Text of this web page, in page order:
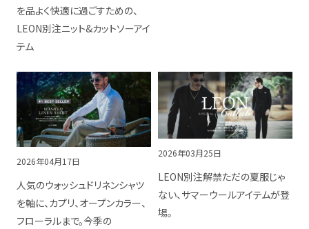
を品よく快適に過ごすための、
LEON別注ニット&カットソーアイ
テム
2026年04月17日
人気のウォッシュドリネンシャツ
を軸に、カプリ、オープンカラー、
フローラルまで。今季の
2026年03月25日
LEON別注解禁ただの夏服じゃ
ない、サマーウールアイテムが登
場。